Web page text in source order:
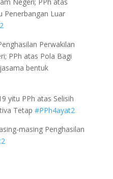
Penerbangan Luar
Perwakilan
PPh atas Pola Bagi
bentuk
yitu PPh atas Selisih
Tetap #PPh4ayat2
masing Penghasilan